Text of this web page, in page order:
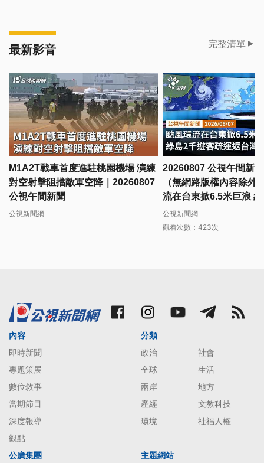
最新影音 完整清單
M1A2T戰車首度進駐桃園機場 演練
對空射擊阻擋敵軍空降｜20260807
公視午間新聞
公視新聞網
20260807 公視午間新
（無網路版權內容除外
流在台東掀6.5米巨浪
疏運返台灣本島
公視新聞網
觀看次數：423次
內容
即時新聞
專題策展
數位敘事
當期節目
深度報導
觀點
分類
政治
社會
全球
生活
兩岸
地方
產經
文教科技
環境
社福人權
公廣集團 主題網站